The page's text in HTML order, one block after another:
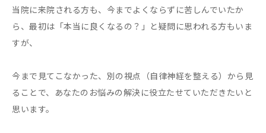
当院に来院される方も、今までよくならずに苦しんでいたか
ら、最初は「本当に良くなるの？」と疑問に思われる方もいま
すが、
今まで見てこなかった、別の視点（自律神経を整える）から見
ることで、あなたのお悩みの解決に役立たせていただきたいと
思います。